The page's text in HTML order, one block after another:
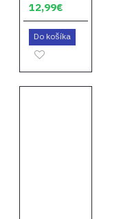
12,99€
Do košíka